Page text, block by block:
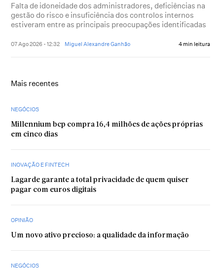
Falta de idoneidade dos administradores, deficiências na
gestão do risco e insuficiência dos controlos internos
estiveram entre as principais preocupações identificadas
07 Ago 2026 - 12:32 Miguel Alexandre Ganhão 4 min leitura
Mais recentes
NEGÓCIOS
Millennium bcp compra 16,4 milhões de ações próprias
em cinco dias
INOVAÇÃO E FINTECH
Lagarde garante a total privacidade de quem quiser
pagar com euros digitais
OPINIÃO
Um novo ativo precioso: a qualidade da informação
NEGÓCIOS